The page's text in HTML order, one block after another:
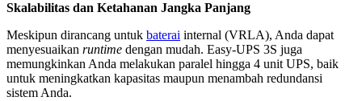
Skalabilitas dan Ketahanan Jangka Panjang
Meskipun dirancang untuk baterai internal (VRLA), Anda dapat
menyesuaikan runtime dengan mudah. Easy-UPS 3S juga
memungkinkan Anda melakukan paralel hingga 4 unit UPS, baik
untuk meningkatkan kapasitas maupun menambah redundansi
sistem Anda.